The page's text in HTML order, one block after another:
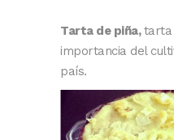
Tarta de piña,tarta
importancia del
país.